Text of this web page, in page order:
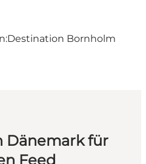
Destination Bornholm
Dänemark für
Feed